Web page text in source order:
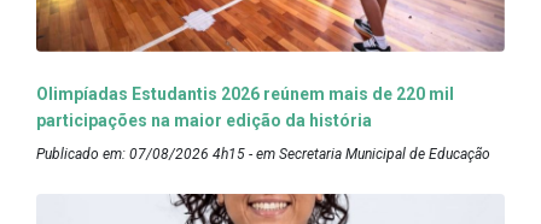
Olimpíadas Estudantis 2026 reúnem mais de 220 mil
participações na maior edição da história
Publicado em: 07/08/2026 4h15 - em Secretaria Municipal de Educação